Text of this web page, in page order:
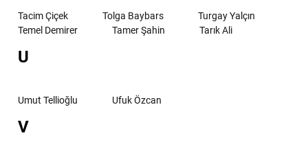
Tacim Çiçek Tolga Baybars
Turgay Yalçın
Temel Demirer
Tamer Şahin Tarık Ali
U
Umut Tellioğlu Ufuk Özcan
V